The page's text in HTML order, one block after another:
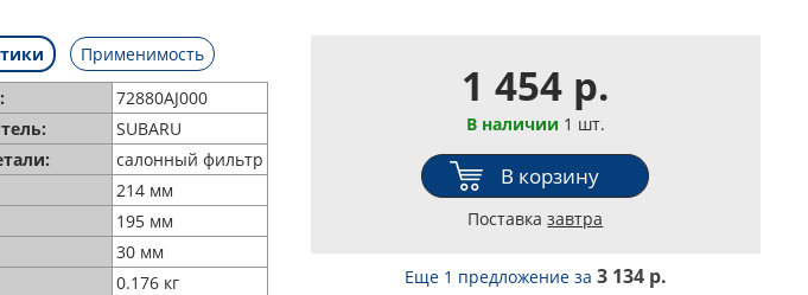
Применимость
72880AJ000
SUBARU
салонный фильтр
214 мм
195 мм
30 мм
0.176 кг
1 454 р.
В наличии 1 шт.
В корзину
Поставказавтра
Еще 1 предложение за 3 134 р.